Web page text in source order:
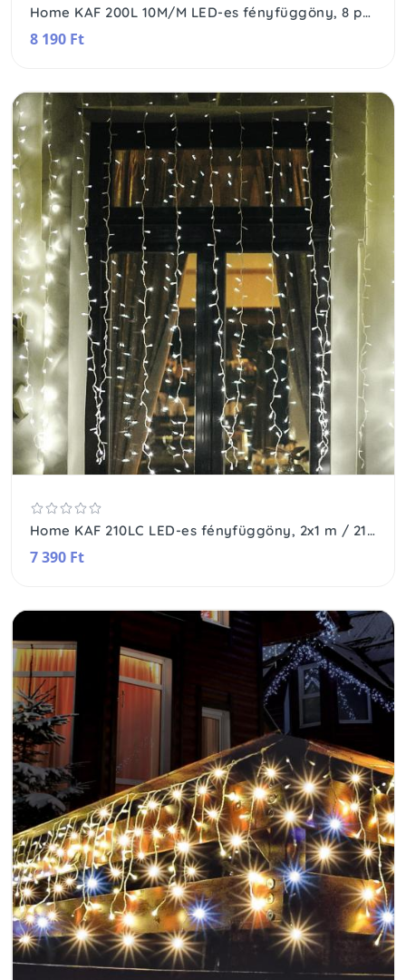
Home KAF 200L 10M/M LED-es fényfüggöny, 8 programos, 10m, IP44, 230V
8 190 Ft
Home KAF 210LC LED-es fényfüggöny, 2x1 m / 210 db hidegfehér LED, fehér vezeték, állófényű, hálózati adapter, kül- és beltéri kivitel
7 390 Ft